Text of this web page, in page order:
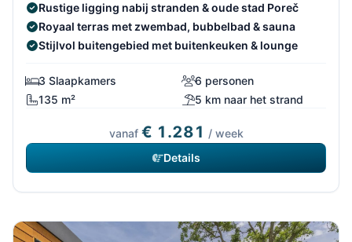
Rustige ligging nabij stranden & oude stad Poreč
Royaal terras met zwembad, bubbelbad & sauna
Stijlvol buitengebied met buitenkeuken & lounge
3 Slaapkamers
6 personen
135 m²
5 km naar het strand
vanaf € 1.281 / week
Details